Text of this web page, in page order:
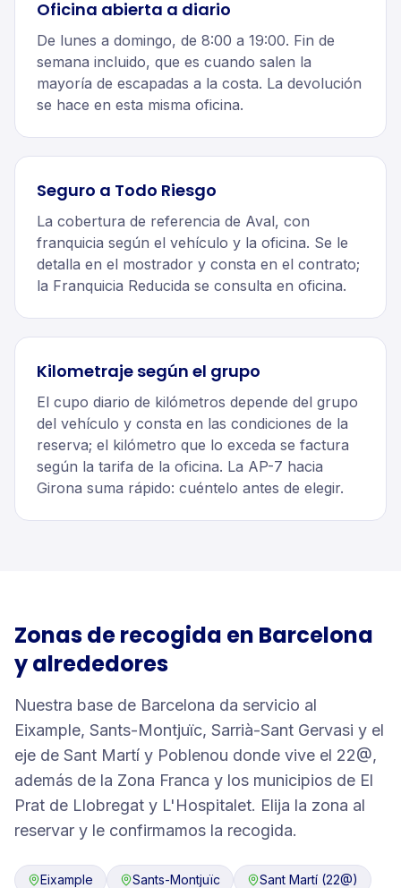
Oficina abierta a diario
De lunes a domingo, de 8:00 a 19:00. Fin de
semana incluido, que es cuando salen la
mayoría de escapadas a la costa. La devolución
se hace en esta misma oficina.
Seguro a Todo Riesgo
La cobertura de referencia de Aval, con
franquicia según el vehículo y la oficina. Se le
detalla en el mostrador y consta en el contrato;
la Franquicia Reducida se consulta en oficina.
Kilometraje según el grupo
El cupo diario de kilómetros depende del grupo
del vehículo y consta en las condiciones de la
reserva; el kilómetro que lo exceda se factura
según la tarifa de la oficina. La AP-7 hacia
Girona suma rápido: cuéntelo antes de elegir.
Zonas de recogida en Barcelona
y alrededores
Nuestra base de Barcelona da servicio al
Eixample, Sants-Montjuïc, Sarrià-Sant Gervasi y el
eje de Sant Martí y Poblenou donde vive el 22@,
además de la Zona Franca y los municipios de El
Prat de Llobregat y L'Hospitalet. Elija la zona al
reservar y le confirmamos la recogida.
Eixample Sants-Montjuïc
Sant Martí (22@)